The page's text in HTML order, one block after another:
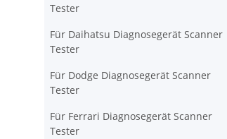
Tester
Für Daihatsu Diagnosegerät Scanner
Tester
Für Dodge Diagnosegerät Scanner
Tester
Für Ferrari Diagnosegerät Scanner
Tester